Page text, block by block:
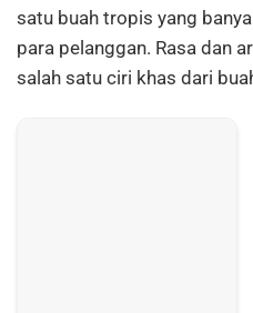
satu buah tropis yang
para pelanggan. Rasa dan
salah satu ciri khas dari